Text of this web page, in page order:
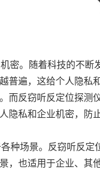
密。随着科技的不断
普遍，这给个人隐私
而反窃听反定位探测
隐私和企业机密，防
种场景。反窃听反定
，也适用于企业、其